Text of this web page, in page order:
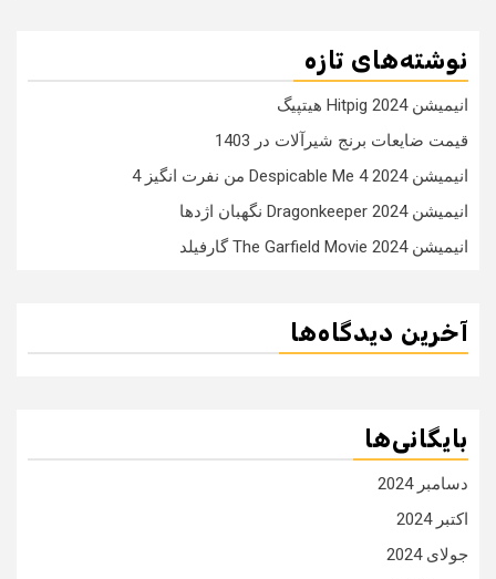
نوشته‌های تازه
انیمیشن Hitpig 2024 هیتپیگ
قیمت ضایعات برنج شیرآلات در 1403
انیمیشن Despicable Me 4 2024 من نفرت انگیز 4
انیمیشن Dragonkeeper 2024 نگهبان اژدها
انیمیشن The Garfield Movie 2024 گارفیلد
آخرین دیدگاه‌ها
بایگانی‌ها
دسامبر 2024
اکتبر 2024
جولای 2024